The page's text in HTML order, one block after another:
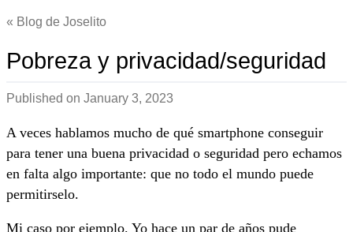
Blog de Joselito
Pobreza y privacidad/seguridad
Published on January 3, 2023
A veces hablamos mucho de qué smartphone conseguir
para tener una buena privacidad o seguridad pero echamos
en falta algo importante: que no todo el mundo puede
permitirselo.
Mi caso por ejemplo. Yo hace un par de años pude